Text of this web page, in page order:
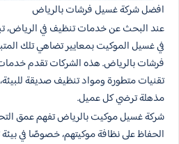
افضل شركة غسيل فرشات بالرياض
عند البحث عن خدمات تنظيف في الرياض،
في غسيل الموكيت بمعايير تضاهي تلك
فرشات بالرياض. هذه الشركات تقدم
تقنيات متطورة ومواد تنظيف صديقة
مذهلة ترضي كل عميل.
شركة غسيل موكيت بالرياض تفهم عمق
الحفاظ على نظافة موكيتهم، خصوصًا في بيئة